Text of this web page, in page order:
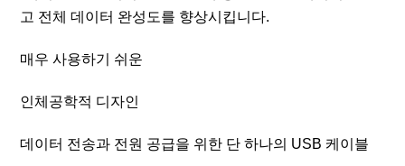
고 전체 데이터 완성도를 향상시킵니다.
매우 사용하기 쉬운
인체공학적 디자인
데이터 전송과 전원 공급을 위한 단 하나의 USB 케이블